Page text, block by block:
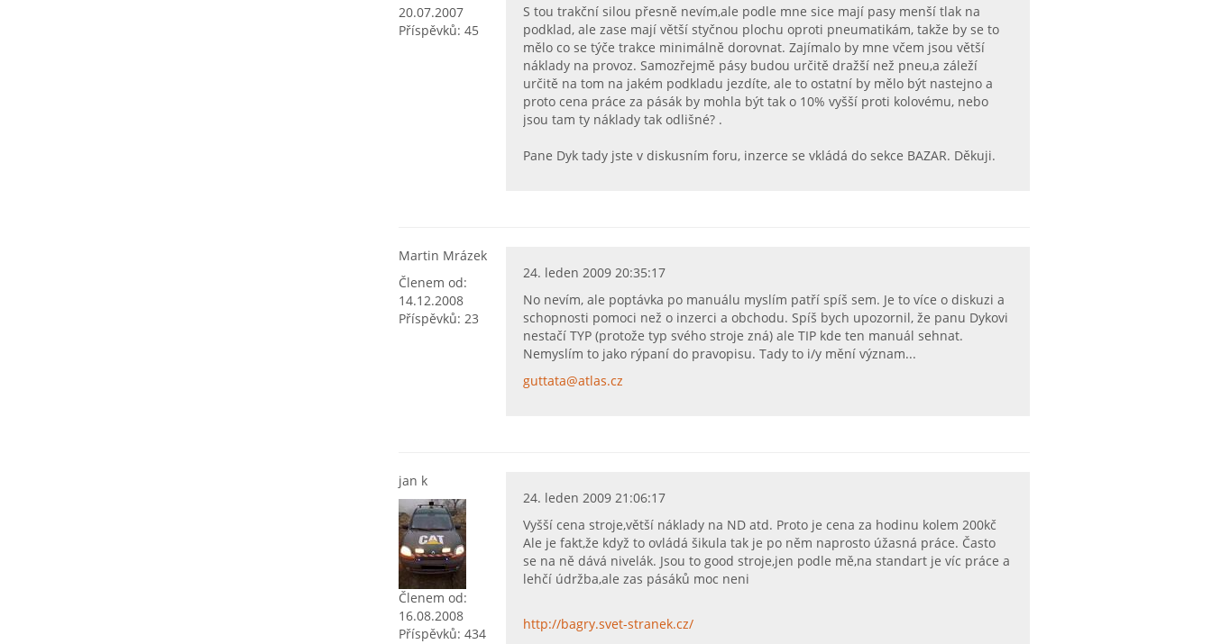
20.07.2007
Příspěvků: 45
S tou trakční silou přesně nevím,ale podle mne sice mají pasy menší tlak na
podklad, ale zase mají větší styčnou plochu oproti pneumatikám, takže by se to
mělo co se týče trakce minimálně dorovnat. Zajímalo by mne včem jsou větší
náklady na provoz. Samozřejmě pásy budou určitě dražší než pneu,a záleží
určitě na tom na jakém podkladu jezdíte, ale to ostatní by mělo být nastejno a
proto cena práce za pásák by mohla být tak o 10% vyšší proti kolovému, nebo
jsou tam ty náklady tak odlišné? .
Pane Dyk tady jste v diskusním foru, inzerce se vkládá do sekce BAZAR. Děkuji.
Martin Mrázek
Členem od:
14.12.2008
Příspěvků: 23
24. leden 2009 20:35:17
No nevím, ale poptávka po manuálu myslím patří spíš sem. Je to více o diskuzi a
schopnosti pomoci než o inzerci a obchodu. Spíš bych upozornil, že panu Dykovi
nestačí TYP (protože typ svého stroje zná) ale TIP kde ten manuál sehnat.
Nemyslím to jako rýpaní do pravopisu. Tady to i/y mění význam...
guttata@atlas.cz
jan k
Členem od:
16.08.2008
Příspěvků: 434
24. leden 2009 21:06:17
Vyšší cena stroje,větší náklady na ND atd. Proto je cena za hodinu kolem 200kč
Ale je fakt,že když to ovládá šikula tak je po něm naprosto úžasná práce. Často
se na ně dává nivelák. Jsou to good stroje,jen podle mě,na standart je víc práce a
lehčí údržba,ale zas pásáků moc neni
http://bagry.svet-stranek.cz/